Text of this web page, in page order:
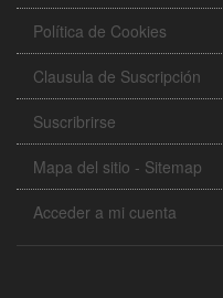
Política de Cookies
Clausula de Suscripción
Suscribrirse
Mapa del sitio - Sitemap
Acceder a mi cuenta